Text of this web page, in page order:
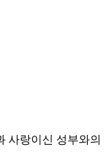
사랑이신 성부와